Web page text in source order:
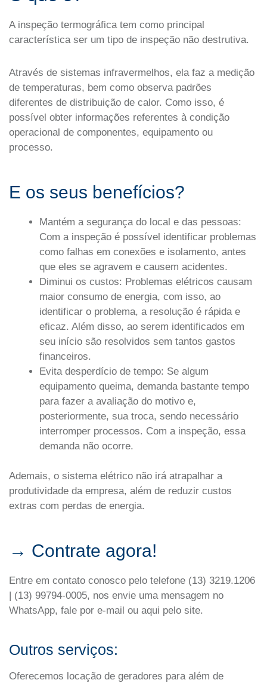
A inspeção termográfica tem como principal
característica ser um tipo de inspeção não destrutiva.
Através de sistemas infravermelhos, ela faz a medição
de temperaturas, bem como observa padrões
diferentes de distribuição de calor. Como isso, é
possível obter informações referentes à condição
operacional de componentes, equipamento ou
processo.
E os seus benefícios?
Mantém a segurança do local e das pessoas:
Com a inspeção é possível identificar problemas
como falhas em conexões e isolamento, antes
que eles se agravem e causem acidentes.
Diminui os custos: Problemas elétricos causam
maior consumo de energia, com isso, ao
identificar o problema, a resolução é rápida e
eficaz. Além disso, ao serem identificados em
seu início são resolvidos sem tantos gastos
financeiros.
Evita desperdício de tempo: Se algum
equipamento queima, demanda bastante tempo
para fazer a avaliação do motivo e,
posteriormente, sua troca, sendo necessário
interromper processos. Com a inspeção, essa
demanda não ocorre.
Ademais, o sistema elétrico não irá atrapalhar a
produtividade da empresa, além de reduzir custos
extras com perdas de energia.
→ Contrate agora!
Entre em contato conosco pelo telefone (13) 3219.1206
| (13) 99794-0005, nos envie uma mensagem no
WhatsApp, fale por e-mail ou aqui pelo site.
Outros serviços:
Oferecemos locação de geradores para além de